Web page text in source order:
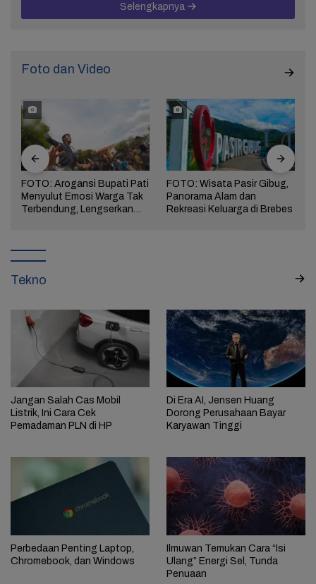
Selengkapnya
Foto dan Video
FOTO: Arogansi Bupati Pati
Menyulut Emosi Warga Tak
Terbendung, Lengserkan
FOTO: Wisata Pasir Gibug,
Panorama Alam dan
Rekreasi Keluarga di Brebes
Tekno
Jangan Salah Cas Mobil
Listrik, Ini Cara Cek
Pemadaman PLN di HP
Di Era AI, Jensen Huang
Dorong Perusahaan Bayar
Karyawan Tinggi
Perbedaan Penting Laptop,
Chromebook, dan Windows
Ilmuwan Temukan Cara “Isi
Ulang” Energi Sel, Tunda
Penuaan